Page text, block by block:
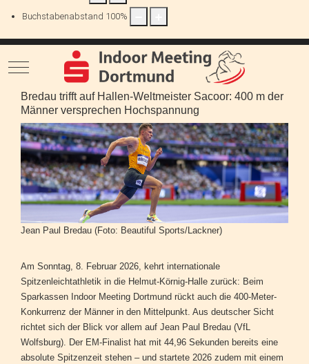
Buchstabenabstand 100%
Mobile Menu Toggle
Bredau trifft auf Hallen-Weltmeister Sacoor: 400 m der
Männer versprechen Hochspannung
Jean Paul Bredau (Foto: Beautiful Sports/Lackner)
Am Sonntag, 8. Februar 2026, kehrt internationale
Spitzenleichtathletik in die Helmut-Körnig-Halle zurück: Beim
Sparkassen Indoor Meeting Dortmund rückt auch die 400-Meter-
Konkurrenz der Männer in den Mittelpunkt. Aus deutscher Sicht
richtet sich der Blick vor allem auf Jean Paul Bredau (VfL
Wolfsburg). Der EM-Finalist hat mit 44,96 Sekunden bereits eine
absolute Spitzenzeit stehen – und startete 2026 zudem mit einem